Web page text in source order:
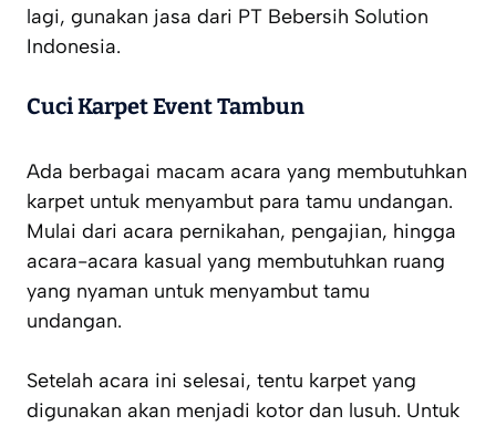
lagi, gunakan jasa dari PT Bebersih Solution
Indonesia.
Cuci Karpet Event Tambun
Ada berbagai macam acara yang membutuhkan
karpet untuk menyambut para tamu undangan.
Mulai dari acara pernikahan, pengajian, hingga
acara-acara kasual yang membutuhkan ruang
yang nyaman untuk menyambut tamu
undangan.
Setelah acara ini selesai, tentu karpet yang
digunakan akan menjadi kotor dan lusuh. Untuk